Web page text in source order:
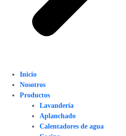
Inicio
Nosotros
Productos
Lavandería
Aplanchado
Calentadores de agua